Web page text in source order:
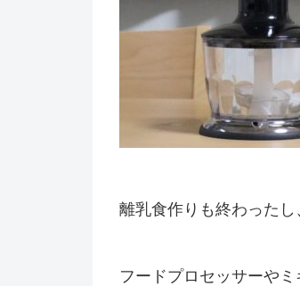
離乳食作りも終わったし
フードプロセッサーや